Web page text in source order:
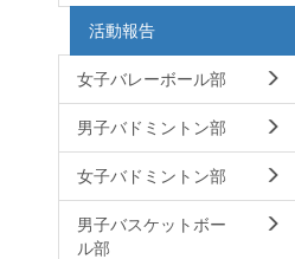
活動報告
女子バレーボール部
男子バドミントン部
女子バドミントン部
男子バスケットボー
ル部